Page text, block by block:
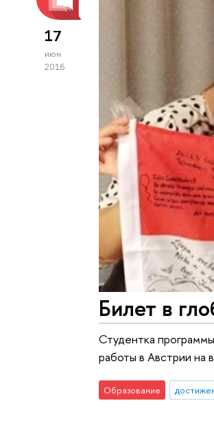
17
июн
2016
Билет в
Студентка
работы в Австрии на
Образование